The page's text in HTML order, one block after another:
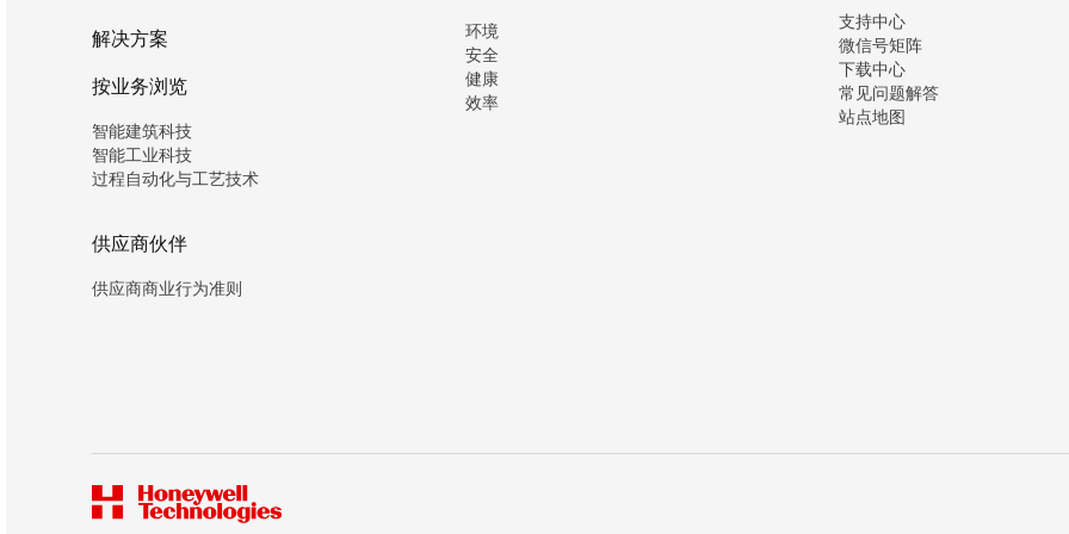
解决方案
按业务浏览
智能建筑科技
智能工业科技
过程自动化与工艺技术
供应商伙伴
供应商商业行为准则
环境
安全
健康
效率
支持中心
微信号矩阵
下载中心
常见问题解答
站点地图